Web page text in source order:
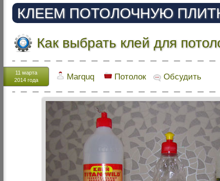
КЛЕЕМ ПОТОЛОЧНУЮ
Как выбрать клей для
11 марта
2014 года
Marquq Потолок Обсудить